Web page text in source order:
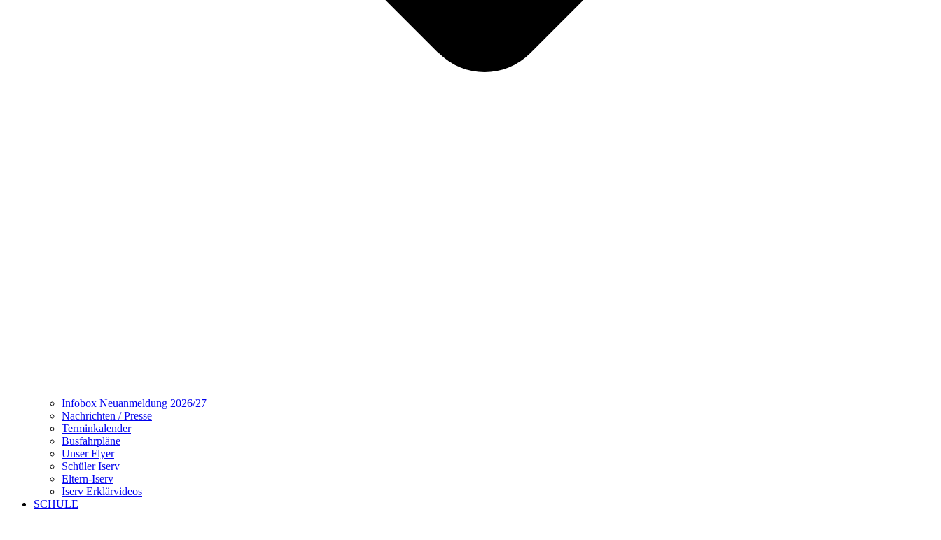
Infobox Neuanmeldung 2026/27
Nachrichten / Presse
Terminkalender
Busfahrpläne
Unser Flyer
Schüler Iserv
Eltern-Iserv
Iserv Erklärvideos
SCHULE